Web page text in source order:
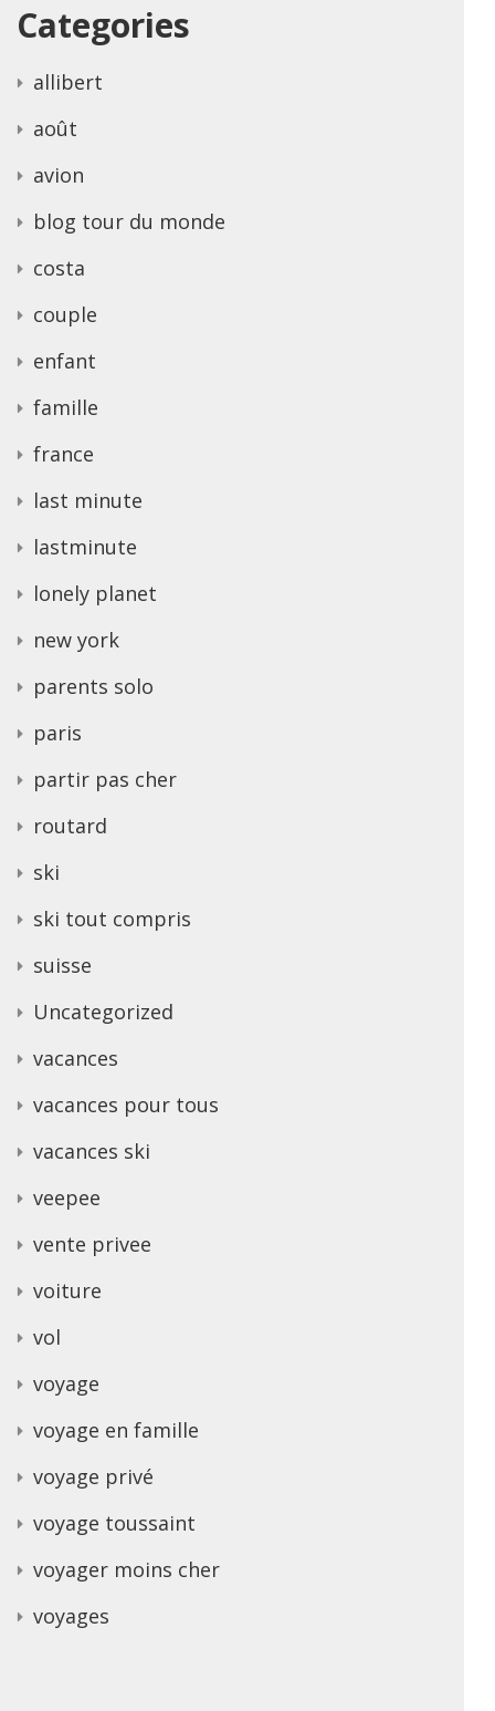
Categories
allibert
août
avion
blog tour du monde
costa
couple
enfant
famille
france
last minute
lastminute
lonely planet
new york
parents solo
paris
partir pas cher
routard
ski
ski tout compris
suisse
Uncategorized
vacances
vacances pour tous
vacances ski
veepee
vente privee
voiture
vol
voyage
voyage en famille
voyage privé
voyage toussaint
voyager moins cher
voyages